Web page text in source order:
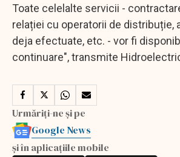
Toate celelalte servicii -
relației cu operatorii de distribuție,
deja efectuate, etc. - vor fi
continuare", transmite
Urmăriți-ne și pe
Google News
și în aplicațiile mobile